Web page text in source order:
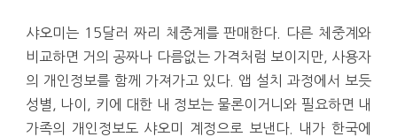
샤오미는 15달러 짜리 체중계를 판매한다. 다른 체중계와
비교하면 거의 공짜나 다름없는 가격처럼 보이지만, 사용자
의 개인정보를 함께 가져가고 있다. 앱 설치 과정에서 보듯
성별, 나이, 키에 대한 내 정보는 물론이거니와 필요하면 내
가족의 개인정보도 샤오미 계정으로 보낸다. 내가 한국에